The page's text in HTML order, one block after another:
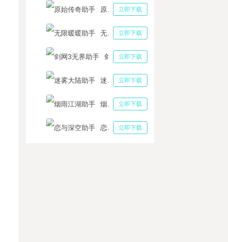
立即下载
立即下载
立即下载
立即下载
立即下载
立即下载